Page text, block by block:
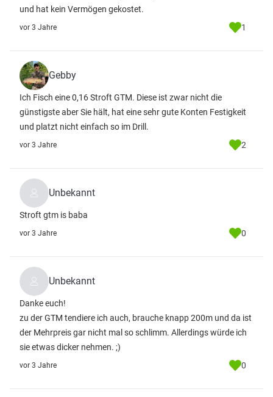
und hat kein Vermögen gekostet.
vor 3 Jahre 1
Gebby
Ich Fisch eine 0,16 Stroft GTM. Diese ist zwar nicht die
günstigste aber Sie hält, hat eine sehr gute Konten Festigkeit
und platzt nicht einfach so im Drill.
vor 3 Jahre 2
Unbekannt
Stroft gtm is baba
vor 3 Jahre 0
Unbekannt
Danke euch!
zu der GTM tendiere ich auch, brauche knapp 200m und da ist
der Mehrpreis gar nicht mal so schlimm. Allerdings würde ich
sie etwas dicker nehmen. ;)
vor 3 Jahre 0